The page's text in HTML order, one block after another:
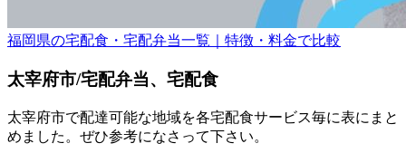
福岡県の宅配食・宅配弁当一覧｜特徴・料金で比較
太宰府市/宅配弁当、宅配食
太宰府市で配達可能な地域を各宅配食サービス毎に表にまと
めました。ぜひ参考になさって下さい。